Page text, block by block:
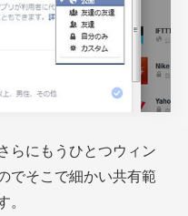
らにもうひとつウィン
でそこで細かい共有範
。